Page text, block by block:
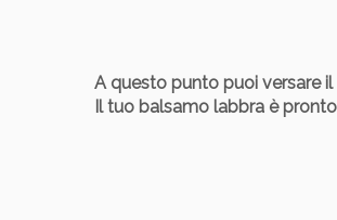
A questo punto puoi versare
Il tuo balsamo labbra è